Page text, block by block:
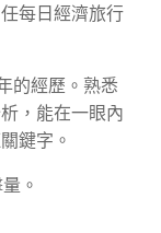
每日經濟旅行
的經歷。熟悉
，能在一眼內
鍵字。
。